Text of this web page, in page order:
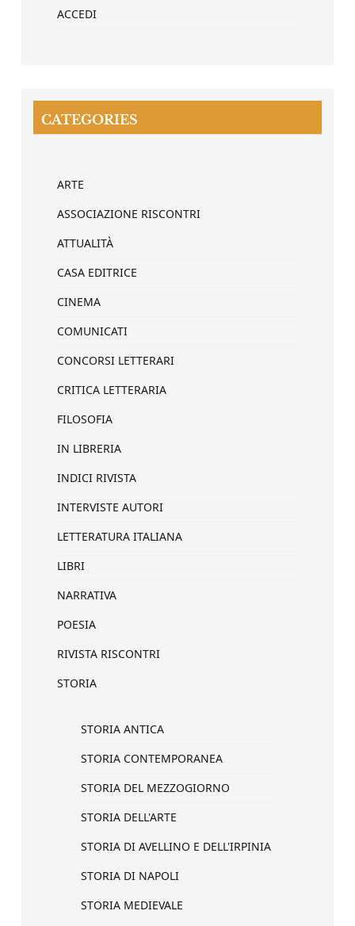
ACCEDI
CATEGORIES
ARTE
ASSOCIAZIONE RISCONTRI
ATTUALITÀ
CASA EDITRICE
CINEMA
COMUNICATI
CONCORSI LETTERARI
CRITICA LETTERARIA
FILOSOFIA
IN LIBRERIA
INDICI RIVISTA
INTERVISTE AUTORI
LETTERATURA ITALIANA
LIBRI
NARRATIVA
POESIA
RIVISTA RISCONTRI
STORIA
STORIA ANTICA
STORIA CONTEMPORANEA
STORIA DEL MEZZOGIORNO
STORIA DELL'ARTE
STORIA DI AVELLINO E DELL'IRPINIA
STORIA DI NAPOLI
STORIA MEDIEVALE